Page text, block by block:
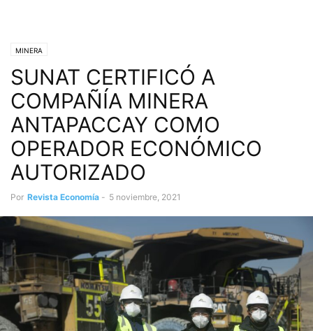
MINERA
SUNAT CERTIFICÓ A
COMPAÑÍA MINERA
ANTAPACCAY COMO
OPERADOR ECONÓMICO
AUTORIZADO
Por Revista Economía - 5 noviembre, 2021